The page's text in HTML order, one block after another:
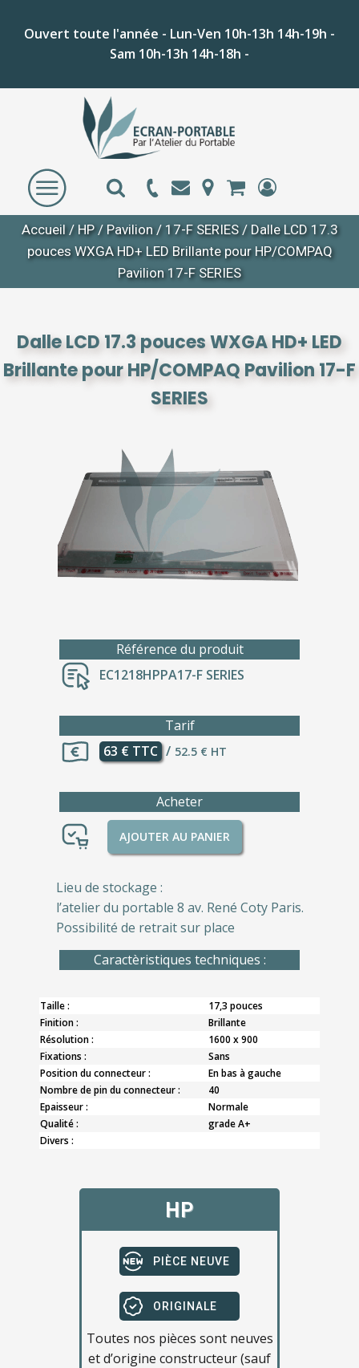
Ouvert toute l'année - Lun-Ven 10h-13h 14h-19h -
Sam 10h-13h 14h-18h -
Accueil/ HP/ Pavilion/ 17-F SERIES/ Dalle LCD 17.3
pouces WXGA HD+ LED Brillante pour HP/COMPAQ
Pavilion 17-F SERIES
Dalle LCD 17.3 pouces WXGA HD+ LED
Brillante pour HP/COMPAQ Pavilion 17-F
SERIES
Référence du produit
EC1218HPPA17-F SERIES
Tarif
63 € TTC / 52.5 € HT
Acheter
AJOUTER AU PANIER
Lieu de stockage :
l’atelier du portable 8 av. René Coty Paris.
Possibilité de retrait sur place
Caractèristiques techniques :
Taille :
17,3 pouces
Finition :
Brillante
Résolution :
1600 x 900
Fixations :
Sans
Position du connecteur :
En bas à gauche
Nombre de pin du connecteur :
40
Epaisseur :
Normale
Qualité :
grade A+
Divers :
HP
PIÈCE NEUVE
ORIGINALE
Toutes nos pièces sont neuves
et d’origine constructeur (sauf